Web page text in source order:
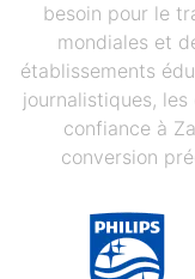
besoin pour le
mondiales et
établissements
journalistiques,
confiance à
conversion